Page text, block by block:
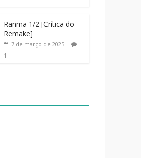
Ranma 1/2 [Crítica do
Remake]
7 de março de 2025
1
Família